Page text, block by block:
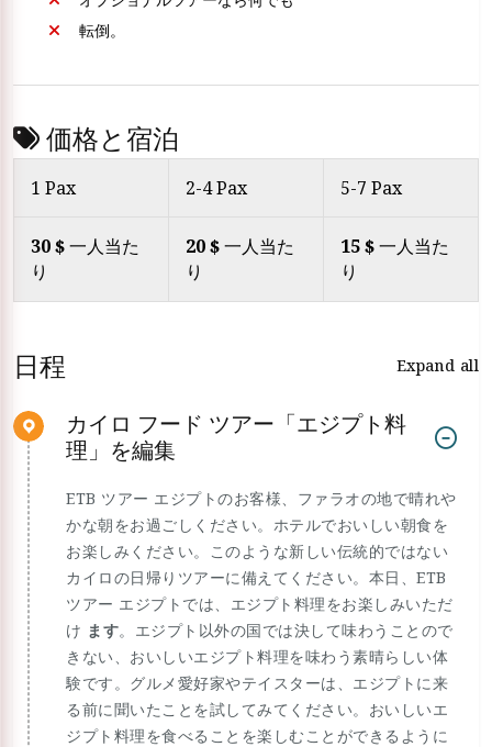
転倒。
価格と宿泊
1 Pax 2-4 Pax 5-7 Pax
30 $一人当た
り
20 $一人当た
り
15 $一人当た
り
日程 Expand all
カイロ フード ツアー「エジプト料
理」を編集
ETB ツアー エジプトのお客様、ファラオの地で晴れや
かな朝をお過ごしください。ホテルでおいしい朝食を
お楽しみください。このような新しい伝統的ではない
カイロの日帰りツアーに備えてください。本日、ETB
ツアー エジプトでは、エジプト料理をお楽しみいただ
け ます。エジプト以外の国では決して味わうことので
きない、おいしいエジプト料理を味わう素晴らしい体
験です。グルメ愛好家やテイスターは、エジプトに来
る前に聞いたことを試してみてください。おいしいエ
ジプト料理を食べることを楽しむことができるように